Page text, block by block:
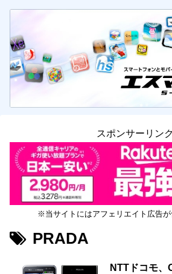
スポンサーリンク
※当サイトにはアフェリエイト広告が
PRADA
NTTドコモ